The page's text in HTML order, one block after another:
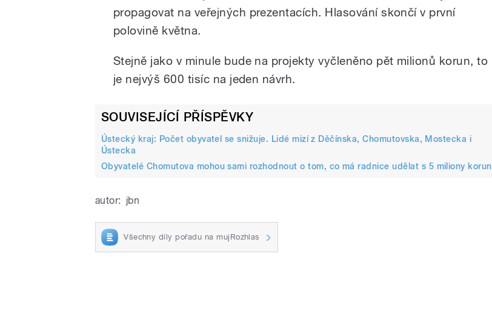
propagovat na veřejných prezentacích. Hlasování skončí v první
polovině května.
Stejně jako v minule bude na projekty vyčleněno pět milionů korun, to
je nejvýš 600 tisíc na jeden návrh.
SOUVISEJÍCÍ PŘÍSPĚVKY
Ústecký kraj: Počet obyvatel se snižuje. Lidé mizí z Děčínska, Chomutovska, Mostecka i
Ústecka
Obyvatelé Chomutova mohou sami rozhodnout o tom, co má radnice udělat s 5 miliony korun
autor: jbn
Všechny díly pořadu na mujRozhlas